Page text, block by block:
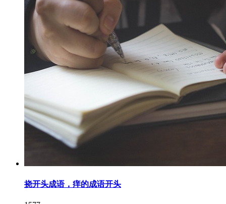
挠开头成语，痒的成语开头